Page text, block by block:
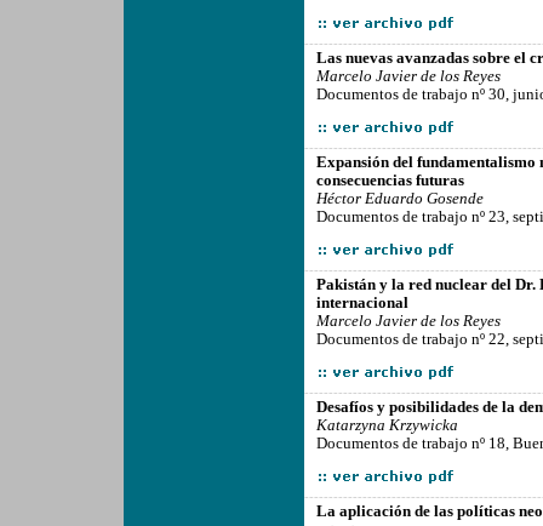
Las nuevas avanzadas sobre el
Marcelo Javier de los Reyes
Documentos de trabajo nº 30,
Expansión del fundamentalismo
consecuencias futuras
Héctor Eduardo Gosende
Documentos de trabajo nº 23,
Pakistán y la red nuclear del Dr.
internacional
Marcelo Javier de los Reyes
Documentos de trabajo nº 22,
Desafíos y posibilidades de la
Katarzyna Krzywicka
Documentos de trabajo nº 18,
La aplicación de las políticas